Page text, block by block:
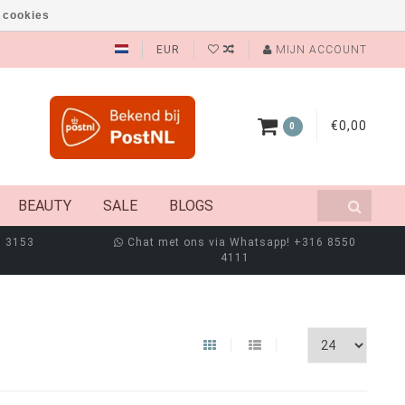
EUR MIJN ACCOUNT
0 €0,00
BEAUTY SALE BLOGS
3153
Chat met ons via Whatsapp! +316 8550
4111
cookies